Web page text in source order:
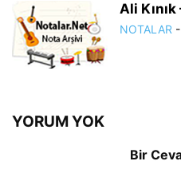
Ali
NOTALAR -
YORUM YOK
Bir